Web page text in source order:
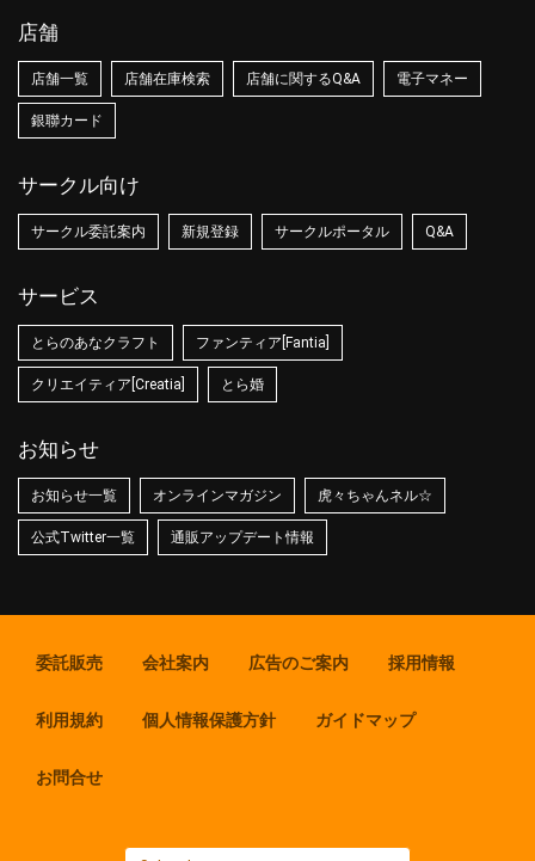
店舗
店舗一覧 店舗在庫検索 店舗に関するQ&A 電子マネー
銀聯カード
サークル向け
サークル委託案内 新規登録 サークルポータル Q&A
サービス
とらのあなクラフト ファンティア[Fantia]
クリエイティア[Creatia] とら婚
お知らせ
お知らせ一覧 オンラインマガジン 虎々ちゃんネル☆
公式Twitter一覧 通販アップデート情報
委託販売 会社案内 広告のご案内 採用情報
利用規約 個人情報保護方針 ガイドマップ
お問合せ